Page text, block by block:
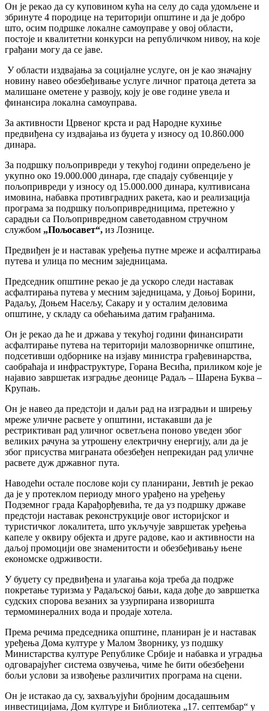
Он је рекао да су куповином кућа на селу до сада удомљене и
збринуте 4 породице на територији општине и да је добро
што, осим подршке локалне самоуправе у овој области,
постоје и квалитетни конкурси на републичком нивоу, на које
грађани могу да се јаве.
У области издвајања за социјалне услуге, он је као значајну
новину навео обезбеђивање услуге личног пратоца детета за
малишане ометене у развоју, коју је ове године увела и
финансира локална самоуправа.
За активности Црвеног крста и рад Народне кухиње
предвиђена су издвајања из буџета у износу од 10.860.000
динара.
За подршку пољопривреди у текућој години опредељено је
укупно око 19.000.000 динара, где спадају субвенције у
пољопривреди у износу од 15.000.000 динара, култивисана
имовина, набавка противградних ракета, као и реализација
програма за подршку пољопривредницима, претежно у
сарадњи са Пољопривредном саветодавном стручном
службом „Пољосавет“, из Лознице.
Предвиђен је и наставак уређења путне мреже и асфалтирања
путева и улица по месним заједницама.
Председник општине рекао је да ускоро следи наставак
асфалтирања путева у месним заједницама, у Доњој Борини,
Радаљу, Доњем Насељу, Сакару и у осталим деловима
општине, у складу са обећањима датим грађанима.
Он је рекао да ће и држава у текућој години финансирати
асфалтирање путева на територији малозворничке општине,
подсетивши одборнике на изјаву министра грађевинарства,
саобраћаја и инфраструктуре, Горана Весића, приликом које је
најавио завршетак изградње деонице Радаљ – Шарена Буква –
Крупањ.
Он је навео да предстоји и даљи рад на изградњи и ширењу
мреже уличне расвете у општини, истакавши да је
рестриктиван рад уличног осветљена поново уведен због
великих рачуна за утрошену електричну енергију, али да је
због присуства миграната обезбеђен непрекидан рад уличне
расвете дуж државног пута.
Наводећи остале послове који су планирани, Јевтић је рекао
да је у протеклом периоду много урађено на уређењу
Подземног града Карађорђевића, те да уз подршку државе
предстоји наставак реконструкције овог историјског и
туристичког локалитета, што укључује завршетак уређења
капеле у оквиру објекта и друге радове, као и активности на
даљој промоцији ове знаменитости и обезбеђивању њене
економске одрживости.
У буџету су предвиђена и улагања која треба да подрже
покретање туризма у Радаљској бањи, када дође до завршетка
судских спорова везаних за узурпирана изворишта
термоминералних вода и продаје хотела.
Према речима председника општине, планиран је и наставак
уређења Дома културе у Малом Зворнику, уз подшку
Министарства културе Републике Србије и набавка и уградња
одговарајућег система озвучења, чиме ће бити обезбеђени
бољи услови за извођење различитих програма на сцени.
Он је истакао да су, захваљујући бројним досадашњим
инвестицијама, Дом културе и Библиотека „17. септембар“ у